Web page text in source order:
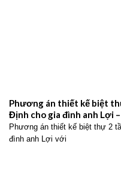
Phương án thiết kế biệt
Định cho gia đình anh Lợi
Phương án thiết kế biệt thự 2
đình anh Lợi với